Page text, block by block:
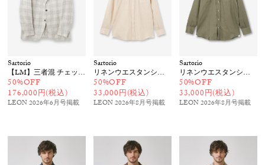
Sartorio
【LM】三者混 チェック柄ジャケット
50%OFF
176,000円(税込)
LEON 2026年6月号掲載
Sartorio
リネンウエスタンシャツ
50%OFF
33,000円(税込)
LEON 2026年8月号掲載
Sartorio
リネンウエスタンシャツ
50%OFF
33,000円(税込)
LEON 2026年8月号掲載